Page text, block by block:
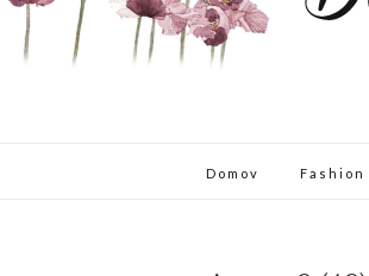
Domov Fashion